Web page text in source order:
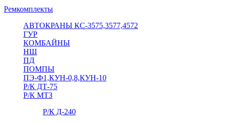
Ремкомплекты
АВТОКРАНЫ КС-3575,3577,4572
ГУР
КОМБАЙНЫ
НШ
ПД
ПОМПЫ
ПЭ-Ф1,КУН-0,8,КУН-10
Р/К ДТ-75
Р/К МТЗ
Р/К Д-240